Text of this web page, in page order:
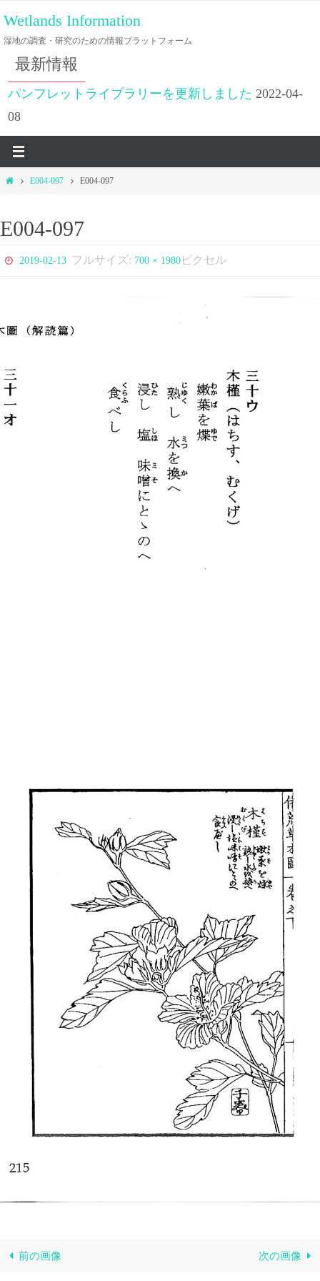
ン
テ
ツ
ス
プ
Wetlands Information
湿地の調査・研究のための情報プラットフォーム
最新情報
パンフレットライブラリーを更新しました 2022-04-
08
ホ
E004-097 E004-097
E004-097
2019-02-13 フルサイズ: 700 × 1980 ピクセル
前の画像 次の画像